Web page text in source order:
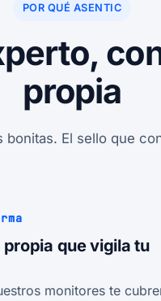
POR QUÉ ASENTIC
propia
El sello que
propia que vigila tu
monitores te